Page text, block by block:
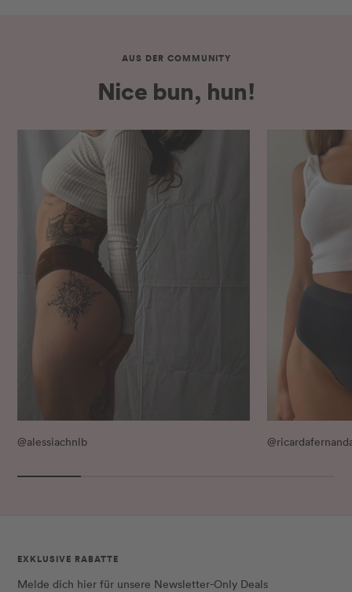
AUS DER COMMUNITY
Nice bun, hun!
@alessiachnlb
EXKLUSIVE RABATTE
Melde dich hier für unsere Newsletter-Only Deals